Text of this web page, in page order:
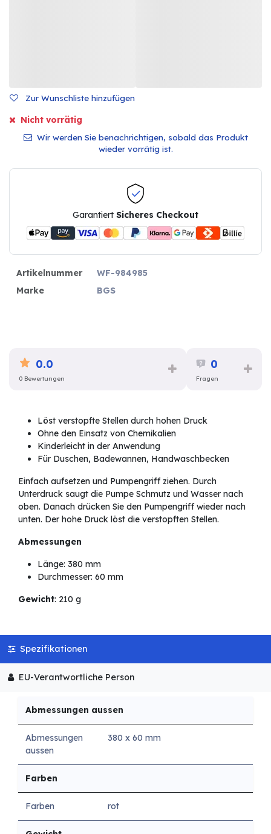
Zur Wunschliste hinzufügen
Nicht vorrätig
Wir werden Sie benachrichtigen, sobald das Produkt
wieder vorrätig ist.
Garantiert Sicheres Checkout
Artikelnummer
WF-984985
Marke
BGS
0.0
0 Bewertungen
0
Fragen
Löst verstopfte Stellen durch hohen Druck
Ohne den Einsatz von Chemikalien
Kinderleicht in der Anwendung
Für Duschen, Badewannen, Handwaschbecken
Einfach aufsetzen und Pumpengriff ziehen. Durch
Unterdruck saugt die Pumpe Schmutz und Wasser nach
oben. Danach drücken Sie den Pumpengriff wieder nach
unten. Der hohe Druck löst die verstopften Stellen.
Abmessungen
Länge: 380 mm
Durchmesser: 60 mm
Gewicht: 210 g
Spezifikationen
EU-Verantwortliche Person
Abmessungen aussen
Abmessungen
aussen
380 x 60 mm
Farben
Farben rot